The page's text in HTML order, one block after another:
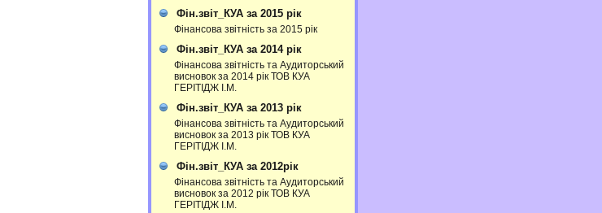
Фін.звіт_КУА за 2015 рік
Фінансова звітність за 2015 рік
Фін.звіт_КУА за 2014 рік
Фінансова звітність та Аудиторський
висновок за 2014 рік ТОВ КУА
ГЕРІТІДЖ І.М.
Фін.звіт_КУА за 2013 рік
Фінансова звітність та Аудиторський
висновок за 2013 рік ТОВ КУА
ГЕРІТІДЖ І.М.
Фін.звіт_КУА за 2012рік
Фінансова звітність та Аудиторський
висновок за 2012 рік ТОВ КУА
ГЕРІТІДЖ І.М.